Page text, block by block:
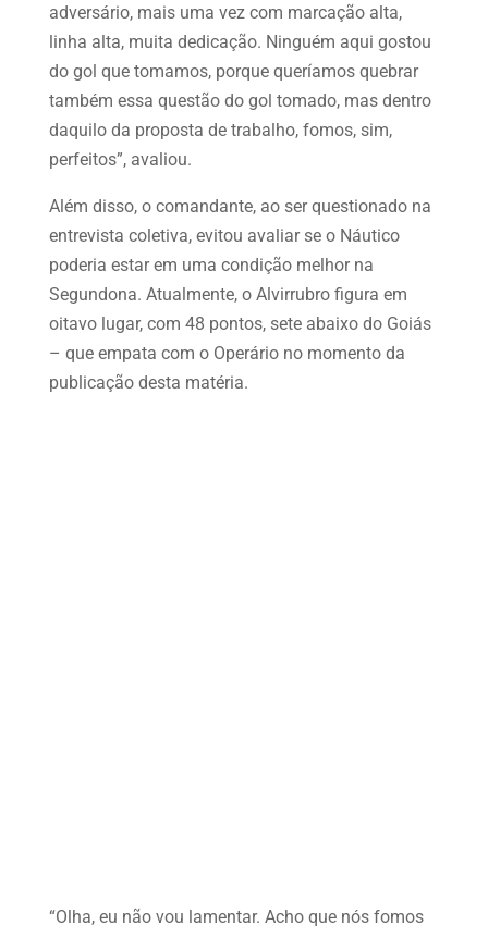
adversário, mais uma vez com marcação alta,
linha alta, muita dedicação. Ninguém aqui gostou
do gol que tomamos, porque queríamos quebrar
também essa questão do gol tomado, mas dentro
daquilo da proposta de trabalho, fomos, sim,
perfeitos”, avaliou.
Além disso, o comandante, ao ser questionado na
entrevista coletiva, evitou avaliar se o Náutico
poderia estar em uma condição melhor na
Segundona. Atualmente, o Alvirrubro figura em
oitavo lugar, com 48 pontos, sete abaixo do Goiás
– que empata com o Operário no momento da
publicação desta matéria.
“Olha, eu não vou lamentar. Acho que nós fomos